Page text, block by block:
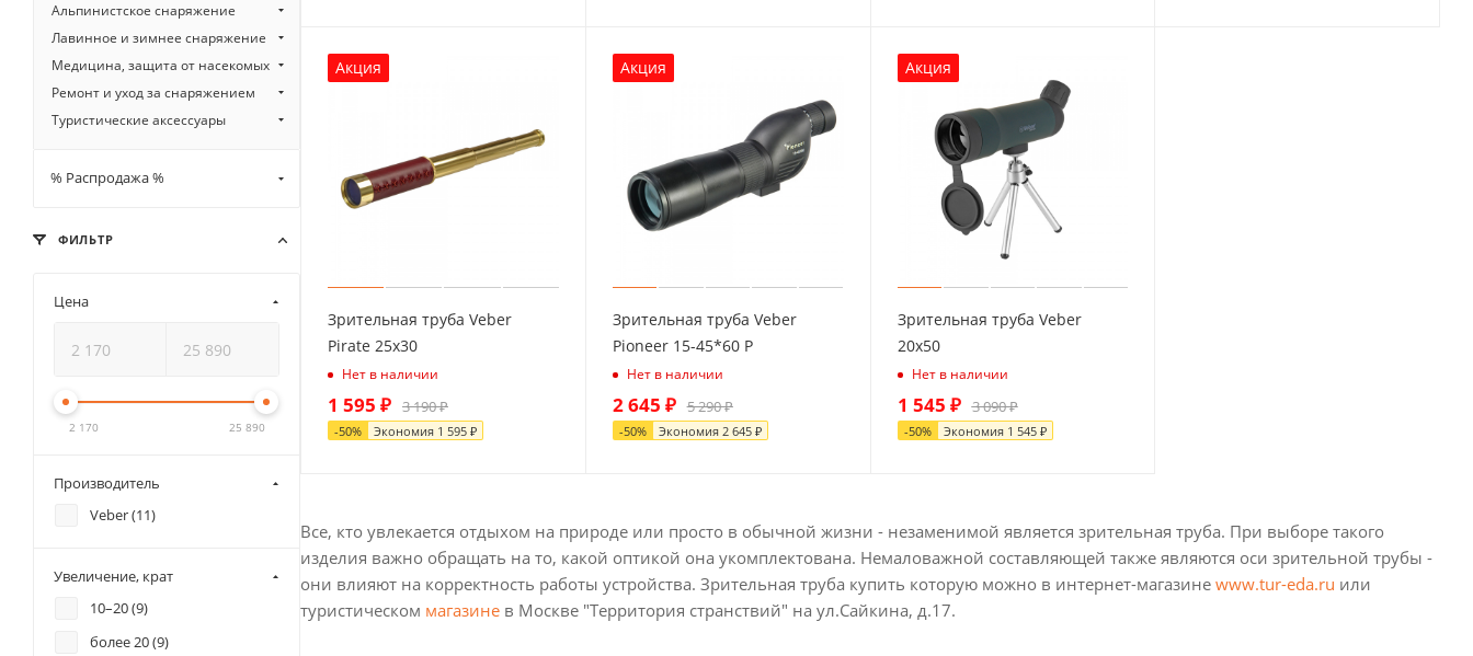
Акция
Зрительная труба Veber
Pirate 25x30
Нет в наличии
1 595 ₽ 3 190₽
-50% Экономия 1 595 ₽
Акция
Зрительная труба Veber
Pioneer 15-45*60 Р
Нет в наличии
2 645 ₽ 5 290₽
-50% Экономия 2 645₽
Акция
Зрительная труба Veber
20x50
Нет в наличии
1 545 ₽ 3 090₽
-50% Экономия 1 545₽
Все, кто увлекается отдыхом на природе или просто в обычной жизни - незаменимой является зрительная труба. При выборе такого
изделия важно обращать на то, какой оптикой она укомплектована. Немаловажной составляющей также являются оси зрительной трубы -
они влияют на корректность работы устройства. Зрительная труба купить которую можно в интернет-магазине www.tur-eda.ru или
туристическом магазине в Москве "Территория странствий" на ул.Сайкина, д.17.
Альпинистское снаряжение
Лавинное и зимнее снаряжение
Медицина, защита от насекомых
Ремонт и уход за снаряжением
Туристические аксессуары
% Распродажа %
ФИЛЬТР
Цена
2 170 25 890
Производитель
Veber (11)
Увеличение, крат
10–20 (9)
более 20 (9)